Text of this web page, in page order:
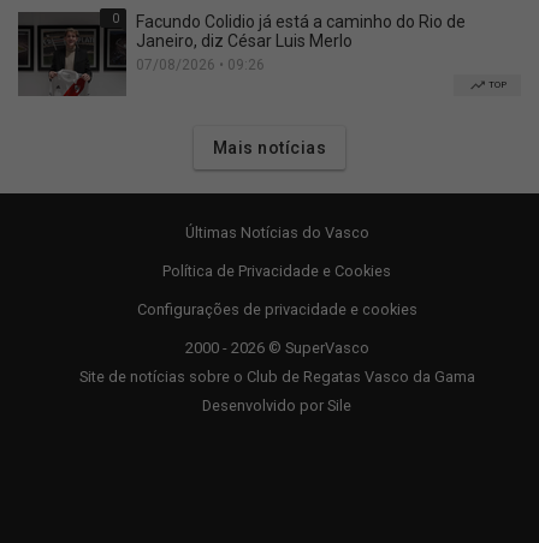
0
Facundo Colidio já está a caminho do Rio de
Janeiro, diz César Luis Merlo
07/08/2026 • 09:26
TOP
Mais notícias
Últimas Notícias do Vasco
Política de Privacidade e Cookies
Configurações de privacidade e cookies
2000 - 2026 © SuperVasco
Site de notícias sobre o Club de Regatas Vasco da Gama
Desenvolvido por Sile